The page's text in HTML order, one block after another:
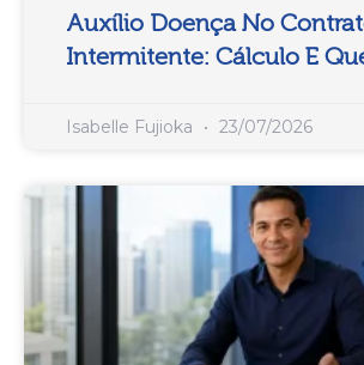
Auxílio Doença No
Intermitente: Cálculo E
Isabelle Fujioka 23/07/2026